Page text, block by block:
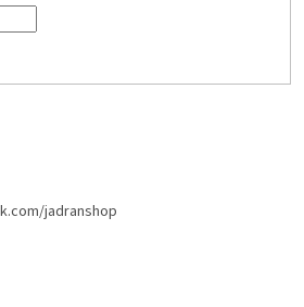
jadranshop